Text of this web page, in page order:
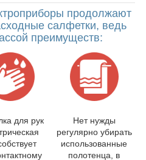
продолжают
салфетки, ведь
преимуществ:
для рук
Нет нужды
регулярно убирать
использованные
полотенца, в